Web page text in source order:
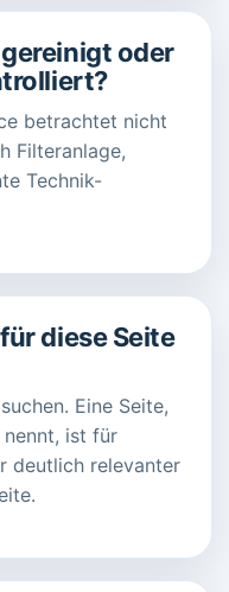
oder
betrachtet nicht
Filteranlage,
Technik-
diese Seite
Eine Seite,
ist für
deutlich relevanter